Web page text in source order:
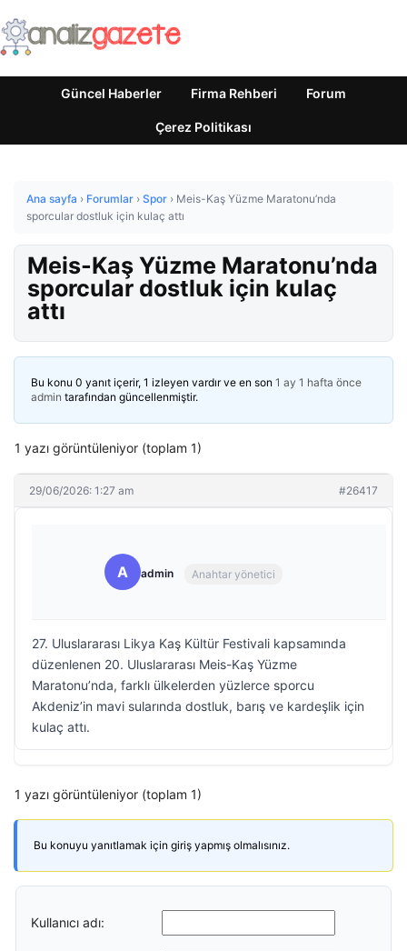
Güncel Haberler Firma Rehberi Forum
Çerez Politikası
Ana sayfa › Forumlar › Spor › Meis-Kaş Yüzme Maratonu’nda
sporcular dostluk için kulaç attı
Meis-Kaş Yüzme Maratonu’nda
sporcular dostluk için kulaç
attı
Bu konu 0 yanıt içerir, 1 izleyen vardır ve en son 1 ay 1 hafta önce
admin tarafından güncellenmiştir.
1 yazı görüntüleniyor (toplam 1)
29/06/2026: 1:27 am #26417
A admin Anahtar yönetici
27. Uluslararası Likya Kaş Kültür Festivali kapsamında
düzenlenen 20. Uluslararası Meis-Kaş Yüzme
Maratonu’nda, farklı ülkelerden yüzlerce sporcu
Akdeniz’in mavi sularında dostluk, barış ve kardeşlik için
kulaç attı.
1 yazı görüntüleniyor (toplam 1)
Bu konuyu yanıtlamak için giriş yapmış olmalısınız.
Kullanıcı adı: